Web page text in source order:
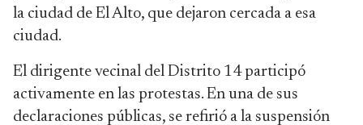
la ciudad de El Alto, que dejaron cercada a esa
ciudad.
El dirigente vecinal del Distrito 14 participó
activamente en las protestas. En una de sus
declaraciones públicas, se refirió a la suspensión